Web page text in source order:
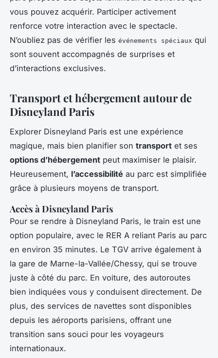
vous pouvez acquérir. Participer activement
renforce votre interaction avec le spectacle.
N’oubliez pas de vérifier les événements spéciaux qui
sont souvent accompagnés de surprises et
d’interactions exclusives.
Transport et hébergement autour de
Disneyland Paris
Explorer Disneyland Paris est une expérience
magique, mais bien planifier son transport et ses
options d’hébergement peut maximiser le plaisir.
Heureusement, l’accessibilité au parc est simplifiée
grâce à plusieurs moyens de transport.
Accès à Disneyland Paris
Pour se rendre à Disneyland Paris, le train est une
option populaire, avec le RER A reliant Paris au parc
en environ 35 minutes. Le TGV arrive également à
la gare de Marne-la-Vallée/Chessy, qui se trouve
juste à côté du parc. En voiture, des autoroutes
bien indiquées vous y conduisent directement. De
plus, des services de navettes sont disponibles
depuis les aéroports parisiens, offrant une
transition sans souci pour les voyageurs
internationaux.